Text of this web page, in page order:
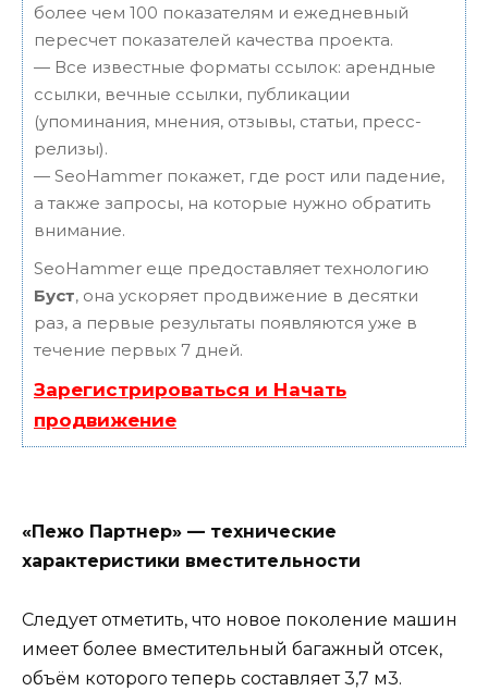
более чем 100 показателям и ежедневный
пересчет показателей качества проекта.
— Все известные форматы ссылок: арендные
ссылки, вечные ссылки, публикации
(упоминания, мнения, отзывы, статьи, пресс-
релизы).
— SeoHammer покажет, где рост или падение,
а также запросы, на которые нужно обратить
внимание.
SeoHammer еще предоставляет технологию
Буст, она ускоряет продвижение в десятки
раз, а первые результаты появляются уже в
течение первых 7 дней.
Зарегистрироваться и Начать
продвижение
«Пежо Партнер» — технические
характеристики вместительности
Следует отметить, что новое поколение машин
имеет более вместительный багажный отсек,
объём которого теперь составляет 3,7 м3.